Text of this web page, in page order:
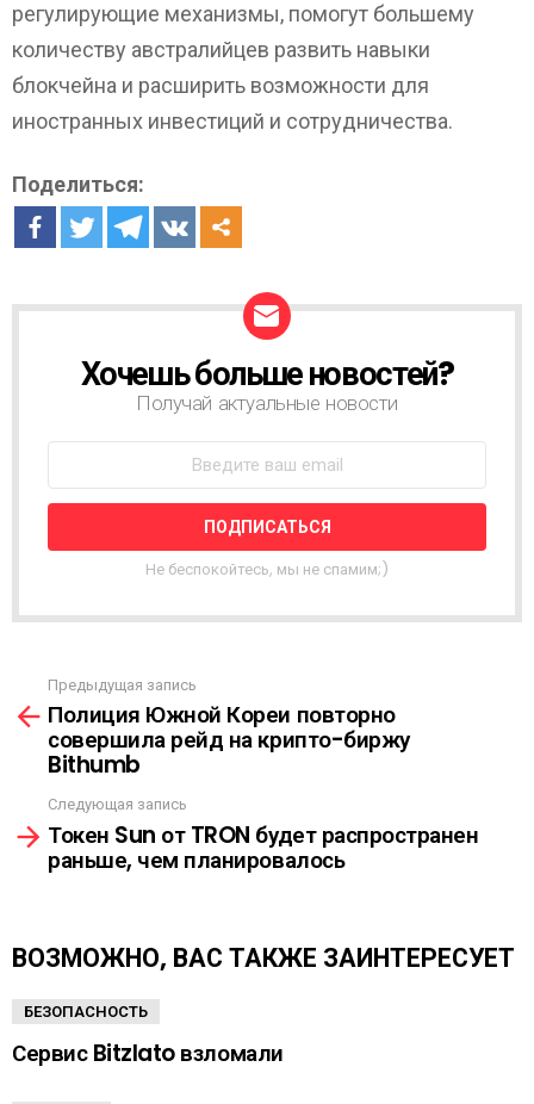
регулирующие механизмы, помогут большему
количеству австралийцев развить навыки
блокчейна и расширить возможности для
иностранных инвестиций и сотрудничества.
Поделиться:
О
Т
Н
Я
С
Ы
Л
К
А
Хочешь больше новостей?
Получай актуальные новости
Не беспокойтесь, мы не спамим;)
м
т
е
Предыдущая запись
Полиция Южной Кореи повторно
совершила рейд на крипто-биржу
Bithumb
Следующая запись
Токен Sun от TRON будет распространен
раньше, чем планировалось
ВОЗМОЖНО, ВАС ТАКЖЕ ЗАИНТЕРЕСУЕТ
БЕЗОПАСНОСТЬ
Сервис Bitzlato взломали